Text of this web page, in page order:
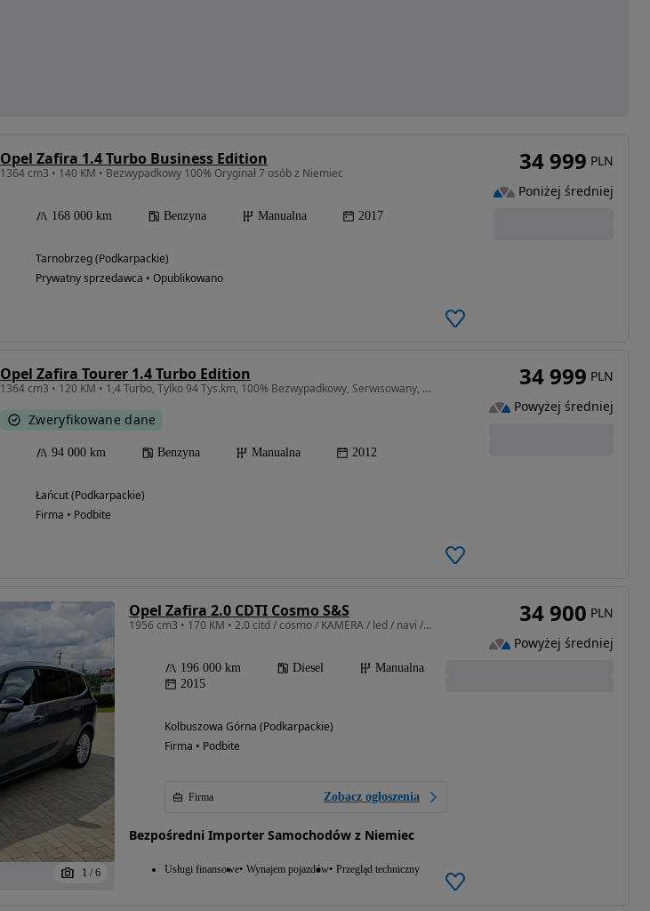
Opel Zafira 1.4 Turbo Business Edition
1364 cm3 • 140 KM • Bezwypadkowy 100% Oryginał 7 osób z Niemiec
168 000 km Benzyna Manualna 2017
Tarnobrzeg (Podkarpackie)
Prywatny sprzedawca • Opublikowano
34 999 PLN
Poniżej średniej
Opel Zafira Tourer 1.4 Turbo Edition
1364 cm3 • 120 KM • 1,4 Turbo, Tylko 94 Tys.km, 100% Bezwypadkowy, Serwisowany, Gwarancja
Zweryfikowane dane
94 000 km Benzyna Manualna 2012
Łańcut (Podkarpackie)
Firma • Podbite
34 999 PLN
Powyżej średniej
1 / 6
Opel Zafira 2.0 CDTI Cosmo S&S
1956 cm3 • 170 KM • 2.0 citd / cosmo / KAMERA / led / navi / nowy rozrząd / bardzo zadbany
196 000 km Diesel
Manualna
2015
Kolbuszowa Górna (Podkarpackie)
Firma • Podbite
Firma Zobacz ogłoszenia
Bezpośredni Importer Samochodów z Niemiec
Usługi finansowe Wynajem pojazdów Przegląd techniczny
34 900 PLN
Powyżej średniej